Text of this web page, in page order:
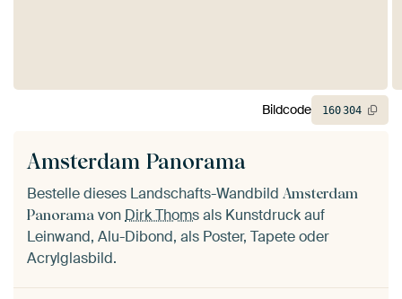
Amsterdam Panorama
Bestelle dieses Landschafts-Wandbild Amsterdam
Panorama von Dirk Thomsals Kunstdruck auf
Leinwand, Alu-Dibond, als Poster, Tapete oder
Acrylglasbild.
Bildcode 160304